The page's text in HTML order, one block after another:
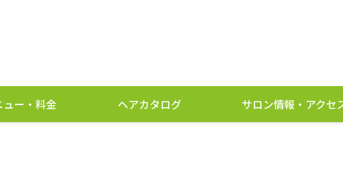
ュー・料金 ヘアカタログ サロン情報・アクセ